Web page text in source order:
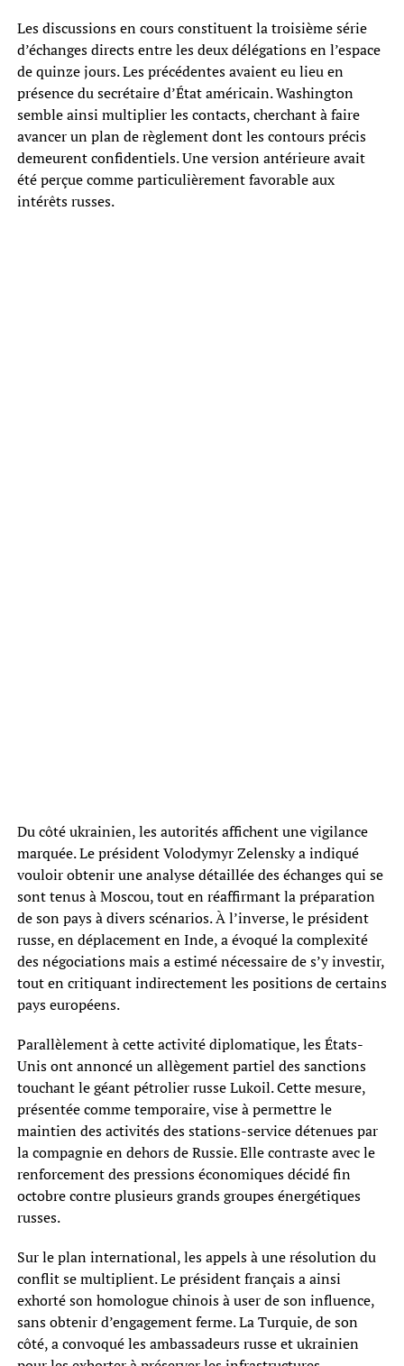
Les discussions en cours constituent la troisième série
d’échanges directs entre les deux délégations en l’espace
de quinze jours. Les précédentes avaient eu lieu en
présence du secrétaire d’État américain. Washington
semble ainsi multiplier les contacts, cherchant à faire
avancer un plan de règlement dont les contours précis
demeurent confidentiels. Une version antérieure avait
été perçue comme particulièrement favorable aux
intérêts russes.
Du côté ukrainien, les autorités affichent une vigilance
marquée. Le président Volodymyr Zelensky a indiqué
vouloir obtenir une analyse détaillée des échanges qui se
sont tenus à Moscou, tout en réaffirmant la préparation
de son pays à divers scénarios. À l’inverse, le président
russe, en déplacement en Inde, a évoqué la complexité
des négociations mais a estimé nécessaire de s’y investir,
tout en critiquant indirectement les positions de certains
pays européens.
Parallèlement à cette activité diplomatique, les États-
Unis ont annoncé un allègement partiel des sanctions
touchant le géant pétrolier russe Lukoil. Cette mesure,
présentée comme temporaire, vise à permettre le
maintien des activités des stations-service détenues par
la compagnie en dehors de Russie. Elle contraste avec le
renforcement des pressions économiques décidé fin
octobre contre plusieurs grands groupes énergétiques
russes.
Sur le plan international, les appels à une résolution du
conflit se multiplient. Le président français a ainsi
exhorté son homologue chinois à user de son influence,
sans obtenir d’engagement ferme. La Turquie, de son
côté, a convoqué les ambassadeurs russe et ukrainien